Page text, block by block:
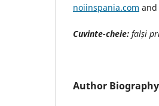
noiinspania.com and
Cuvinte-cheie: falși
Author Biography